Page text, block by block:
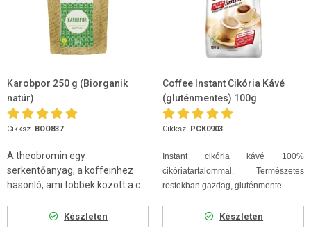
Karobpor 250 g (Biorganik
natúr)
Cikksz. BOO837
A theobromin egy
serkentőanyag, a koffeinhez
hasonló, ami többek között a c...
Készleten
Coffee Instant Cikória Kávé
(gluténmentes) 100g
Cikksz. PCK0903
Instant cikória kávé 100%
cikóriatartalommal. Természetes
rostokban gazdag, gluténmente...
Készleten